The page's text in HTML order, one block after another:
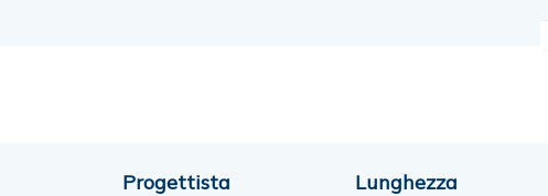
Progettista Lunghezza